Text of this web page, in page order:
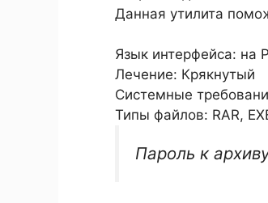
Данная утилита
Язык интерфейса: на
Лечение: Крякнутый
Системные
Типы файлов: RAR,
Пароль к